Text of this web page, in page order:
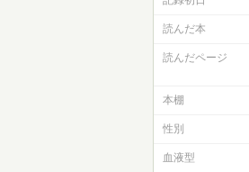
読んだ本
読んだページ
本棚
性別
血液型